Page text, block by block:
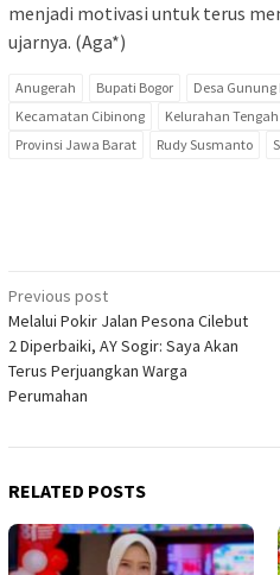
menjadi motivasi untuk terus
ujarnya. (Aga*)
Anugerah Bupati Bogor Desa Gunung
Kecamatan Cibinong
Kelurahan Tengah
Provinsi Jawa Barat
Rudy Susmanto
Post
navigation
Previous post
Melalui Pokir Jalan Pesona Cilebut
2 Diperbaiki, AY Sogir: Saya Akan
Terus Perjuangkan Warga
Perumahan
RELATED POSTS